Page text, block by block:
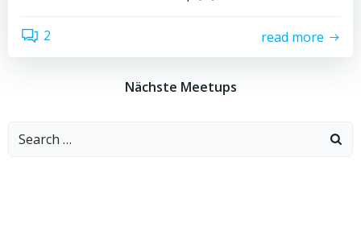
2 read more
Nächste Meetups
Search